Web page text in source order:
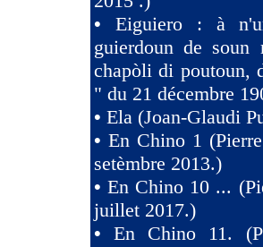
• Eiguiero : à
guierdoun de
chapòli di poutoun,
" du 21 décembre
• Ela (Joan-Glaudi
• En Chino 1
setèmbre 2013.)
•En Chino 10 ...
juillet 2017.)
•En Chino 11.